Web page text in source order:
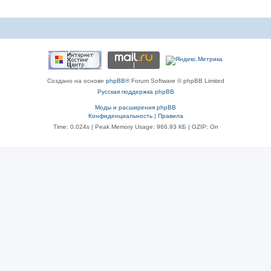
Создано на основе phpBB® Forum Software © phpBB Limited
Русская поддержка phpBB
Моды и расширения phpBB
Конфиденциальность| Правила
Time: 0.024s| Peak Memory Usage: 966.93 КБ | GZIP: On